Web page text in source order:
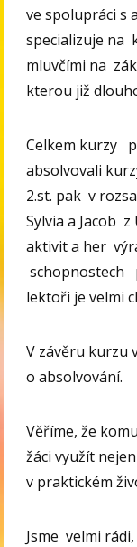
ve spolupráci s
specializuje na
mluvčími na
kterou již
Celkem kurzy
absolvovali
2.st. pak v
Sylvia a Jacob
aktivit a her
schopnostech
lektoři je velmi
V závěru kurzu
o absolvování.
Věříme, že
žáci využít
v praktickém
Jsme velmi